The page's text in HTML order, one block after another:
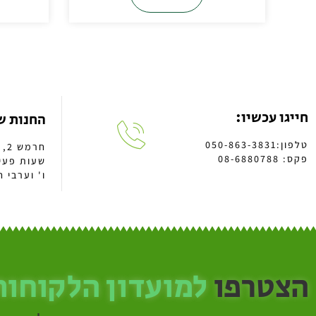
חייגו עכשיו:
טלפון:050-863-3831
פקס: 08-6880788
החנות
חרמש 2, א.ת באר טוביה
ו' וערבי חג:
הצטרפולמועדון